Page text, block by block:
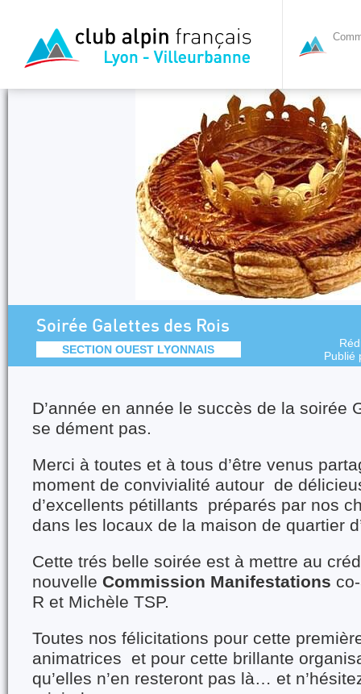
Soirée Galettes des Rois
SECTION OUEST LYONNAIS
Publié
D’année en année le succès de la soirée
se dément pas.
Merci à toutes et à tous d’être venus
moment de convivialité autour de
d’excellents pétillants préparés par nos
dans les locaux de la maison de quartier
Cette trés belle soirée est à mettre au
nouvelle Commission Manifestations
R et Michèle TSP.
Toutes nos félicitations pour cette
animatrices et pour cette brillante
qu’elles n’en resteront pas là… et